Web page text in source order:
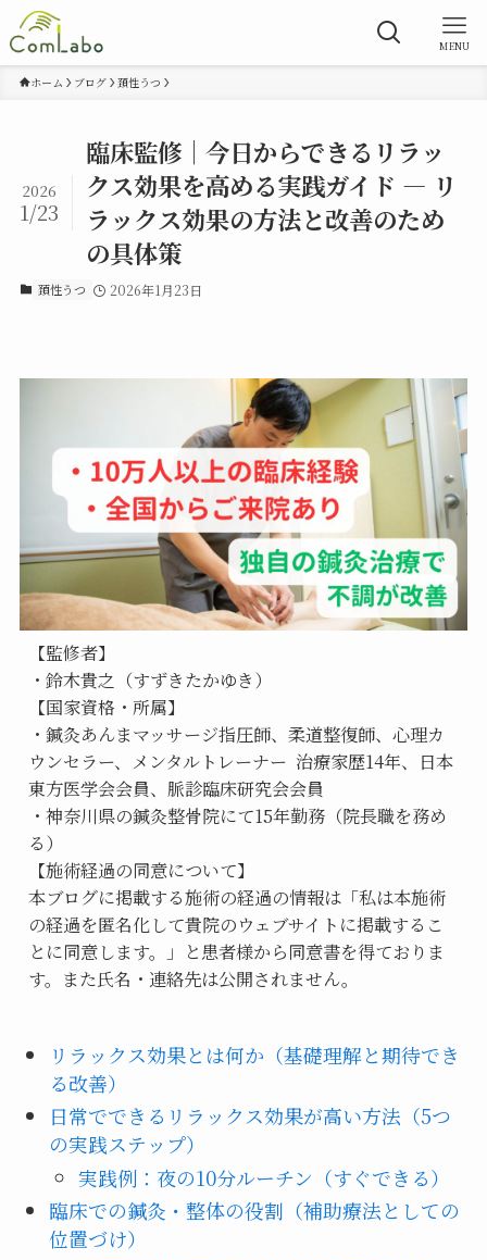
MENU
ホーム ブログ 頚性うつ
臨床監修｜今日からできるリラッ
クス効果を高める実践ガイド — リ
ラックス効果の方法と改善のため
の具体策
2026
1/23
頚性うつ 2026年1月23日
【監修者】
・鈴木貴之（すずきたかゆき）
【国家資格・所属】
・鍼灸あんまマッサージ指圧師、柔道整復師、心理カ
ウンセラー、メンタルトレーナー  治療家歴14年、日本
東方医学会会員、脈診臨床研究会会員
・神奈川県の鍼灸整骨院にて15年勤務（院長職を務め
る）
【施術経過の同意について】
本ブログに掲載する施術の経過の情報は「私は本施術
の経過を匿名化して貴院のウェブサイトに掲載するこ
とに同意します。」と患者様から同意書を得ておりま
す。また氏名・連絡先は公開されません。
リラックス効果とは何か（基礎理解と期待でき
る改善）
日常でできるリラックス効果が高い方法（5つ
の実践ステップ）
実践例：夜の10分ルーチン（すぐできる）
臨床での鍼灸・整体の役割（補助療法としての
位置づけ）